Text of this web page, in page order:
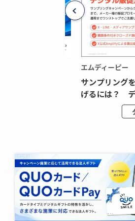
エムディーピー
サンプリング
げるには？